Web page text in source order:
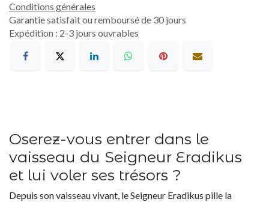
Conditions générales
Garantie satisfait ou remboursé de 30 jours
Expédition : 2-3 jours ouvrables
Oserez-vous entrer dans le
vaisseau du Seigneur Eradikus
et lui voler ses trésors ?
Depuis son vaisseau vivant, le Seigneur Eradikus pille la